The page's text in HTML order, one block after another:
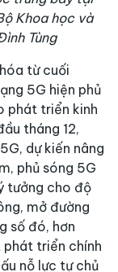
Khoa học và
Tùng
từ cuối
5G hiện phủ
phát triển kinh
tháng 12,
dự kiến nâng
phủ sóng 5G
tưởng cho độ
mở đường
số đó, hơn
triển chính
nỗ lực tự chủ